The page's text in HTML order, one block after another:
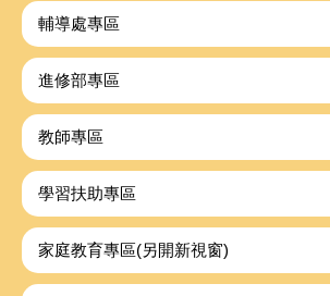
輔導處專區
進修部專區
教師專區
學習扶助專區
家庭教育專區(另開新視窗)